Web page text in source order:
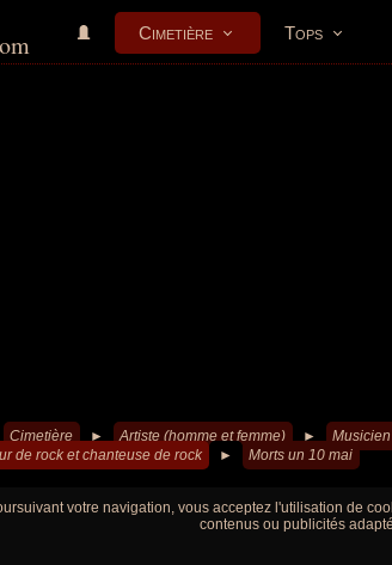
Cimetière Tops
Cimetière ► Artiste (homme et femme) ►
de rock et chanteuse de rock
► Morts un 10 mai
votre navigation, vous acceptez l'utilisation de
contenus ou publicités